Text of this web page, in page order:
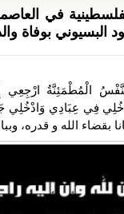
في
البسيوني بوفاة
الْمُطْمَئِنَّةُ
فِي عِبَادِي وَادْخُلِي
بقضاء الله و قدره،